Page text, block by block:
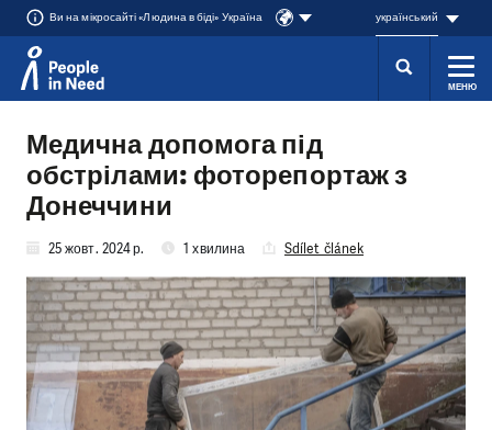
Ви на мікросайті «Людина в біді» Україна український
МЕНЮ
Медична допомога під
обстрілами: фоторепортаж з
Донеччини
25 жовт. 2024 р. 1 хвилина Sdílet článek